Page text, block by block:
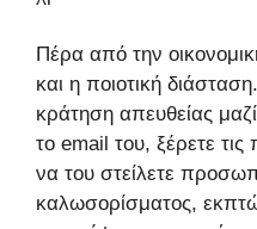
Πέρα από την
και η ποιοτική
κράτηση απευθείας
το email του, ξέρετε τις
να του στείλετε
καλωσορίσματος,